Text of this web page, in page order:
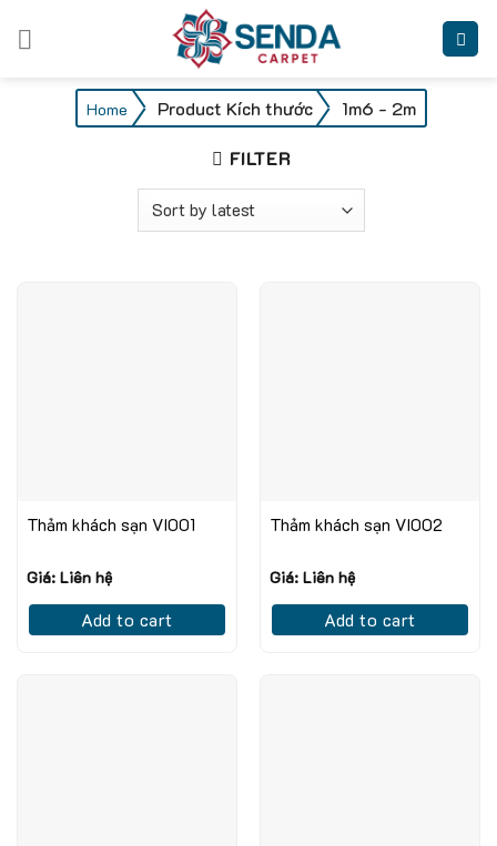
Home / Product Kích thước / 1m6 - 2m
FILTER
Thảm khách sạn VI001
Giá: Liên hệ
Add to cart
Thảm khách sạn VI002
Giá: Liên hệ
Add to cart